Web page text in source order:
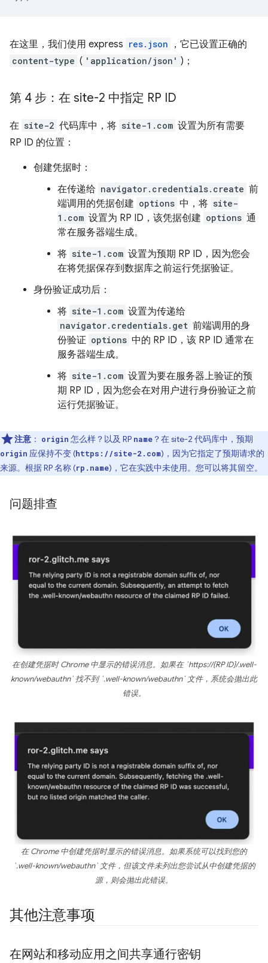
在这里，我们使用 express res.json ，它已设置正确的
content-type ( 'application/json' )；
第 4 步：在 site-2 中指定 RP ID
在 site-2 代码库中，将 site-1.com 设置为所有需要
RP ID 的位置：
创建凭据时：
在传递给 navigator.credentials.create 前
端调用的凭据创建 options 中，将 site-
1.com 设置为 RP ID，该凭据创建 options 通
常在服务器端生成。
将 site-1.com 设置为预期 RP ID，因为您会
在将凭据保存到数据库之前运行凭据验证。
身份验证成功后：
将 site-1.com 设置为传递给
navigator.credentials.get 前端调用的身
份验证 options 中的 RP ID，该 RP ID 通常在
服务器端生成。
将 site-1.com 设置为要在服务器上验证的预
期 RP ID，因为您会在对用户进行身份验证之前
运行凭据验证。
注意 ： origin 怎么样？以及 RP name ？在 site-2 代码库中，预期
origin 应保持不变 (https://site-2.com)，因为它指定了预期请求的
来源。根据 RP 名称 (rp.name)，它在实践中未使用。您可以将其留空。
问题排查
在创建凭据时 Chrome 中显示的错误消息。如果在 `https://{RP ID}/.well-
known/webauthn` 找不到 `.well-known/webauthn` 文件，系统会抛出此
错误。
在 Chrome 中创建凭据时显示的错误消息。如果系统可以找到您的
`.well-known/webauthn` 文件，但该文件未列出您尝试从中创建凭据的
源，则会抛出此错误。
其他注意事项
在网站和移动应用之间共享通行密钥